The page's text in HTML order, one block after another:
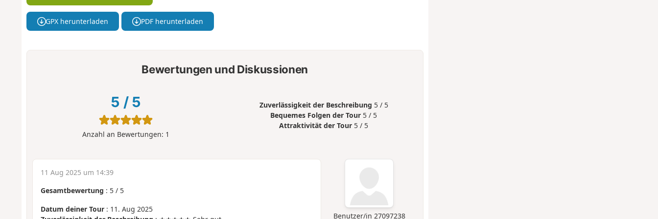
GPX herunterladen PDF herunterladen
Bewertungen und Diskussionen
5 / 5
Anzahl an Bewertungen: 1
Zuverlässigkeit der Beschreibung 5 / 5
Bequemes Folgen der Tour 5 / 5
Attraktivität der Tour 5 / 5
Benutzer/in 27097238
11 Aug 2025 um 14:39
Gesamtbewertung : 5/ 5
Datum deiner Tour: 11. Aug 2025